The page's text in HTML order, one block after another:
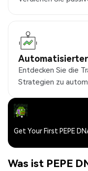
Entdecken Sie die
Strategien zu
Get Your First PEPE
Was ist PEPE